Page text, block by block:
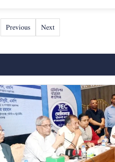
Previous Next